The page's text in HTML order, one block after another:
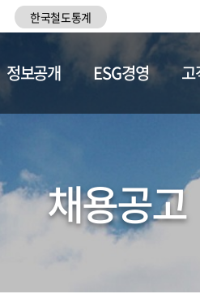
한국철도통계
정보공개 ESG경영 고
채용공고